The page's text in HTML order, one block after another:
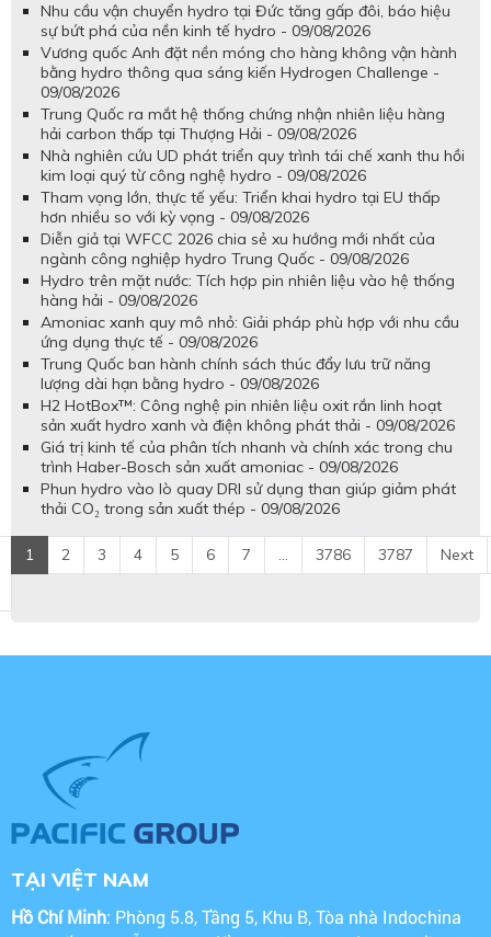
Nhu cầu vận chuyển hydro tại Đức tăng gấp đôi, báo hiệu
sự bứt phá của nền kinh tế hydro - 09/08/2026
Vương quốc Anh đặt nền móng cho hàng không vận hành
bằng hydro thông qua sáng kiến Hydrogen Challenge -
09/08/2026
Trung Quốc ra mắt hệ thống chứng nhận nhiên liệu hàng
hải carbon thấp tại Thượng Hải - 09/08/2026
Nhà nghiên cứu UD phát triển quy trình tái chế xanh thu hồi
kim loại quý từ công nghệ hydro - 09/08/2026
Tham vọng lớn, thực tế yếu: Triển khai hydro tại EU thấp
hơn nhiều so với kỳ vọng - 09/08/2026
Diễn giả tại WFCC 2026 chia sẻ xu hướng mới nhất của
ngành công nghiệp hydro Trung Quốc - 09/08/2026
Hydro trên mặt nước: Tích hợp pin nhiên liệu vào hệ thống
hàng hải - 09/08/2026
Amoniac xanh quy mô nhỏ: Giải pháp phù hợp với nhu cầu
ứng dụng thực tế - 09/08/2026
Trung Quốc ban hành chính sách thúc đẩy lưu trữ năng
lượng dài hạn bằng hydro - 09/08/2026
H2 HotBox™: Công nghệ pin nhiên liệu oxit rắn linh hoạt
sản xuất hydro xanh và điện không phát thải - 09/08/2026
Giá trị kinh tế của phân tích nhanh và chính xác trong chu
trình Haber-Bosch sản xuất amoniac - 09/08/2026
Phun hydro vào lò quay DRI sử dụng than giúp giảm phát
thải CO₂ trong sản xuất thép - 09/08/2026
1 2 3 4 5 6 7 ... 3786 3787 Next
TẠI VIỆT NAM
Hồ Chí Minh: Phòng 5.8, Tầng 5, Khu B, Tòa nhà Indochina